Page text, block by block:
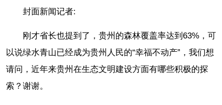
封面新闻记者:
刚才省长也提到了，贵州的森林覆盖率达到63%，可
以说绿水青山已经成为贵州人民的“幸福不动产”，我们想
请问，近年来贵州在生态文明建设方面有哪些积极的探
索？谢谢。